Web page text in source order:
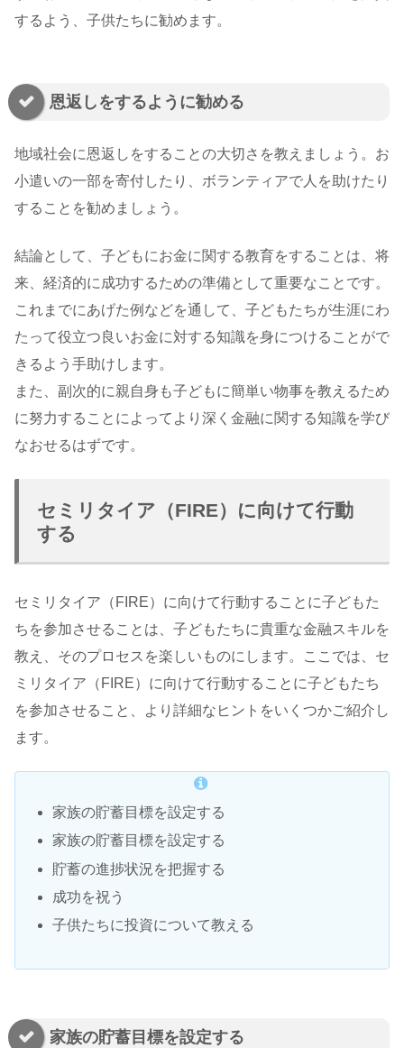
するよう、子供たちに勧めます。
恩返しをするように勧める
地域社会に恩返しをすることの大切さを教えましょう。お
小遣いの一部を寄付したり、ボランティアで人を助けたり
することを勧めましょう。
結論として、子どもにお金に関する教育をすることは、将
来、経済的に成功するための準備として重要なことです。
これまでにあげた例などを通して、子どもたちが生涯にわ
たって役立つ良いお金に対する知識を身につけることがで
きるよう手助けします。
また、副次的に親自身も子どもに簡単い物事を教えるため
に努力することによってより深く金融に関する知識を学び
なおせるはずです。
セミリタイア（FIRE）に向けて行動
する
セミリタイア（FIRE）に向けて行動することに子どもた
ちを参加させることは、子どもたちに貴重な金融スキルを
教え、そのプロセスを楽しいものにします。ここでは、セ
ミリタイア（FIRE）に向けて行動することに子どもたち
を参加させること、より詳細なヒントをいくつかご紹介し
ます。
家族の貯蓄目標を設定する
家族の貯蓄目標を設定する
貯蓄の進捗状況を把握する
成功を祝う
子供たちに投資について教える
家族の貯蓄目標を設定する